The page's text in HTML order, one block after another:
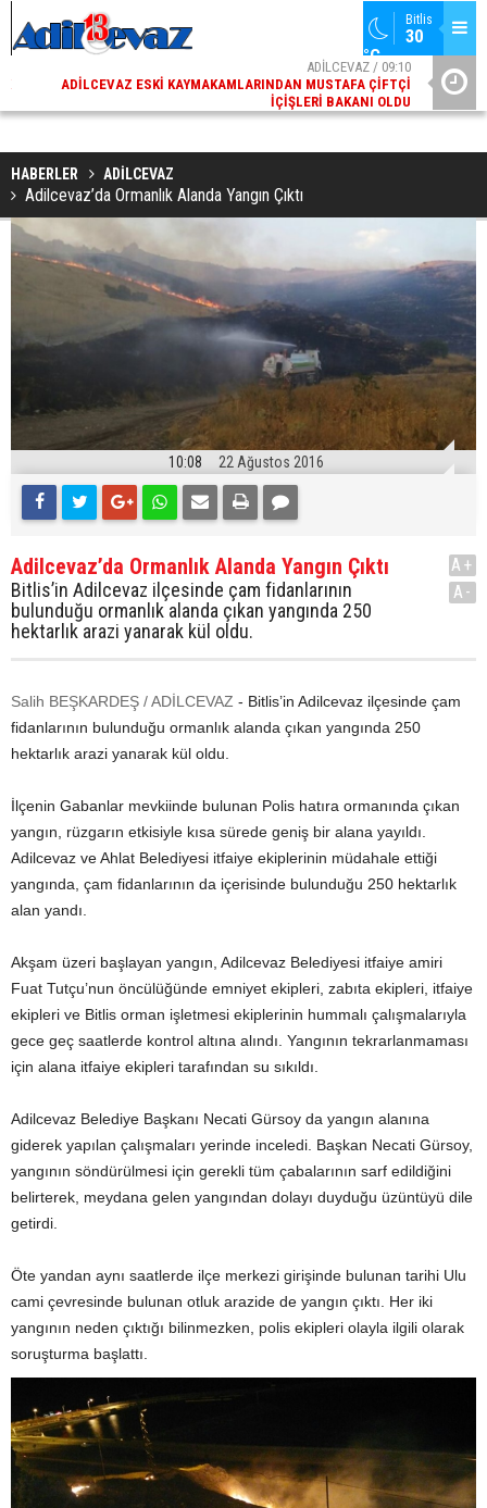
Bitlis
30
°C
ADİLCEVAZ / 09:10
ADILCEVAZ ESKI KAYMAKAMLARINDAN MUSTAFA ÇIFTÇI
İÇIŞLERI BAKANI OLDU
HABERLER ADİLCEVAZ
Adilcevaz’da Ormanlık Alanda Yangın Çıktı
10:08 22 Ağustos 2016
Adilcevaz’da Ormanlık Alanda Yangın Çıktı
Bitlis’in Adilcevaz ilçesinde çam fidanlarının
bulunduğu ormanlık alanda çıkan yangında 250
hektarlık arazi yanarak kül oldu.
A+
A-
Salih BEŞKARDEŞ / ADİLCEVAZ - Bitlis’in Adilcevaz ilçesinde çam
fidanlarının bulunduğu ormanlık alanda çıkan yangında 250
hektarlık arazi yanarak kül oldu.
İlçenin Gabanlar mevkiinde bulunan Polis hatıra ormanında çıkan
yangın, rüzgarın etkisiyle kısa sürede geniş bir alana yayıldı.
Adilcevaz ve Ahlat Belediyesi itfaiye ekiplerinin müdahale ettiği
yangında, çam fidanlarının da içerisinde bulunduğu 250 hektarlık
alan yandı.
Akşam üzeri başlayan yangın, Adilcevaz Belediyesi itfaiye amiri
Fuat Tutçu’nun öncülüğünde emniyet ekipleri, zabıta ekipleri, itfaiye
ekipleri ve Bitlis orman işletmesi ekiplerinin hummalı çalışmalarıyla
gece geç saatlerde kontrol altına alındı. Yangının tekrarlanmaması
için alana itfaiye ekipleri tarafından su sıkıldı.
Adilcevaz Belediye Başkanı Necati Gürsoy da yangın alanına
giderek yapılan çalışmaları yerinde inceledi. Başkan Necati Gürsoy,
yangının söndürülmesi için gerekli tüm çabalarının sarf edildiğini
belirterek, meydana gelen yangından dolayı duyduğu üzüntüyü dile
getirdi.
Öte yandan aynı saatlerde ilçe merkezi girişinde bulunan tarihi Ulu
cami çevresinde bulunan otluk arazide de yangın çıktı. Her iki
yangının neden çıktığı bilinmezken, polis ekipleri olayla ilgili olarak
soruşturma başlattı.